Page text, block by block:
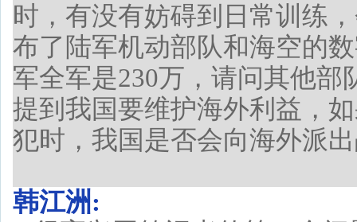
时，有没有妨碍到日常训练
布了陆军机动部队和海空的
军全军是230万，请问其他
提到我国要维护海外利益，
犯时，我国是否会向海外派
韩江洲: